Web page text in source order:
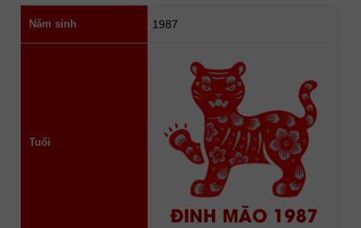
Năm sinh 1987
Tuổi
ĐINH MÃO 1987